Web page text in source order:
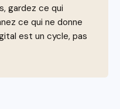
gardez ce qui
ce qui ne donne
est un cycle, pas